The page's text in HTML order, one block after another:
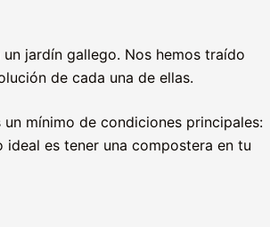
jardín gallego. Nos hemos traído
de cada una de ellas.
mínimo de condiciones principales:
es tener una compostera en tu